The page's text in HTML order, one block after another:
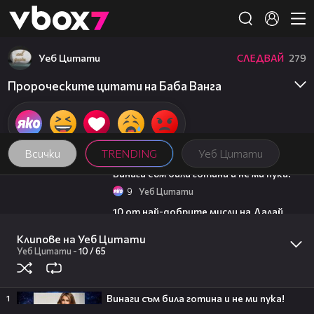
👾
Клипове на Уеб Цитати
Уеб Цитати -10 /65
1 Винаги съм била готина и не ми пука!
Всички TRENDING Уеб Цитати
Уеб Цитати СЛЕДВАЙ 279
Пророческите цитати на Баба Ванга
01:48
Винаги съм била готина и не ми пука!
9 Уеб Цитати
10 от най-добрите мисли на Далай
24 Уеб Цитати
00:06
ТРИТЕ ГРАДА